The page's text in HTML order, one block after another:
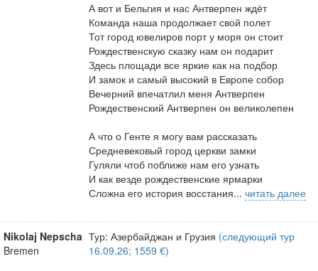
А вот и Бельгия и нас Антверпен ждёт
Команда наша продолжает свой полет
Тот город ювелиров порт у моря он стоит
Рождественскую сказку нам он подарит
Здесь площади все яркие как на подбор
И замок и самый высокий в Европе собор
Вечерний впечатлил меня Антверпен
Рождественский Антверпен он великолепен
А что о Генте я могу вам рассказать
Средневековый город церкви замки
Гуляли чтоб поближе нам его узнать
И как везде рождественские ярмарки
Сложна его история восстания... читать далее
Nikolaj Nepscha
Bremen
Тур: Азербайджан и Грузия (следующий тур
16.09.26; 1559 €)